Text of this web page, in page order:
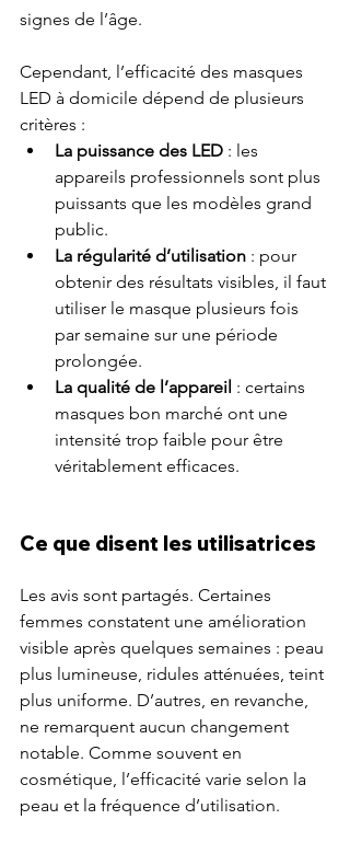
signes de l’âge.
Cependant, l’efficacité des masques
LED à domicile dépend de plusieurs
critères :
La puissance des LED : les
appareils professionnels sont plus
puissants que les modèles grand
public.
La régularité d’utilisation : pour
obtenir des résultats visibles, il faut
utiliser le masque plusieurs fois
par semaine sur une période
prolongée.
La qualité de l’appareil : certains
masques bon marché ont une
intensité trop faible pour être
véritablement efficaces.
Ce que disent les utilisatrices
Les avis sont partagés. Certaines
femmes constatent une amélioration
visible après quelques semaines : peau
plus lumineuse, ridules atténuées, teint
plus uniforme. D’autres, en revanche,
ne remarquent aucun changement
notable. Comme souvent en
cosmétique, l’efficacité varie selon la
peau et la fréquence d’utilisation.